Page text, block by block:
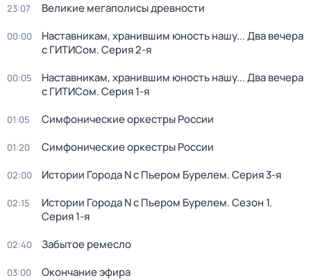
23:07 Великие мегаполисы древности
00:00
Наставникам, хранившим юность нашу... Два вечера
с ГИТИСом. Серия 2-я
00:05
Наставникам, хранившим юность нашу... Два вечера
с ГИТИСом. Серия 1-я
01:05 Симфонические оркестры России
01:20 Симфонические оркестры России
02:00 Истории Города N с Пьером Бурелем. Серия 3-я
02:15 Истории Города N с Пьером Бурелем. Сезон 1.
Серия 1-я
02:40 Забытое ремесло
03:00 Окончание эфира